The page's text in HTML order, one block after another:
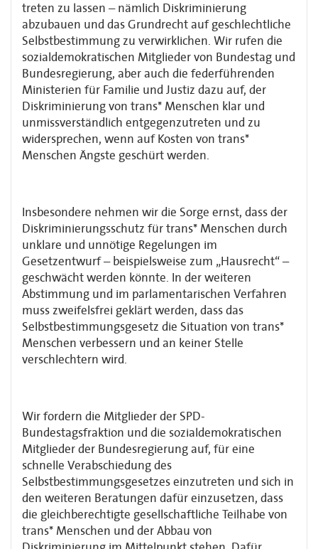
treten zu lassen – nämlich Diskriminierung
abzubauen und das Grundrecht auf geschlechtliche
Selbstbestimmung zu verwirklichen. Wir rufen die
sozialdemokratischen Mitglieder von Bundestag und
Bundesregierung, aber auch die federführenden
Ministerien für Familie und Justiz dazu auf, der
Diskriminierung von trans* Menschen klar und
unmissverständlich entgegenzutreten und zu
widersprechen, wenn auf Kosten von trans*
Menschen Ängste geschürt werden.
Insbesondere nehmen wir die Sorge ernst, dass der
Diskriminierungsschutz für trans* Menschen durch
unklare und unnötige Regelungen im
Gesetzentwurf – beispielsweise zum „Hausrecht“ –
geschwächt werden könnte. In der weiteren
Abstimmung und im parlamentarischen Verfahren
muss zweifelsfrei geklärt werden, dass das
Selbstbestimmungsgesetz die Situation von trans*
Menschen verbessern und an keiner Stelle
verschlechtern wird.
Wir fordern die Mitglieder der SPD-
Bundestagsfraktion und die sozialdemokratischen
Mitglieder der Bundesregierung auf, für eine
schnelle Verabschiedung des
Selbstbestimmungsgesetzes einzutreten und sich in
den weiteren Beratungen dafür einzusetzen, dass
die gleichberechtigte gesellschaftliche Teilhabe von
trans* Menschen und der Abbau von